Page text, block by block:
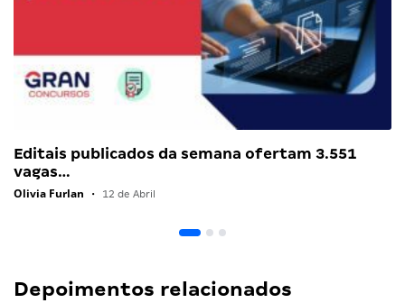
Editais publicados da semana ofertam 3.551
vagas…
Olivia Furlan • 12 de Abril
Depoimentos relacionados